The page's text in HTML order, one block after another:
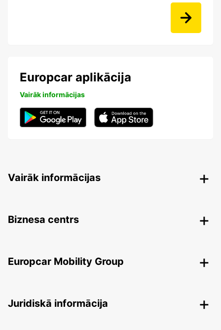
Europcar aplikācija
Vairāk informācijas
Vairāk informācijas
Biznesa centrs
Europcar Mobility Group
Juridiskā informācija